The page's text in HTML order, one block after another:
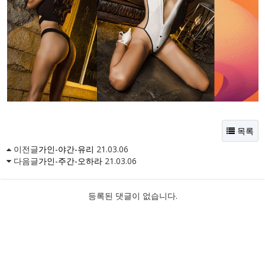
목록
이전글가인-야간-유리 21.03.06
다음글가인-주간-오하라 21.03.06
등록된 댓글이 없습니다.